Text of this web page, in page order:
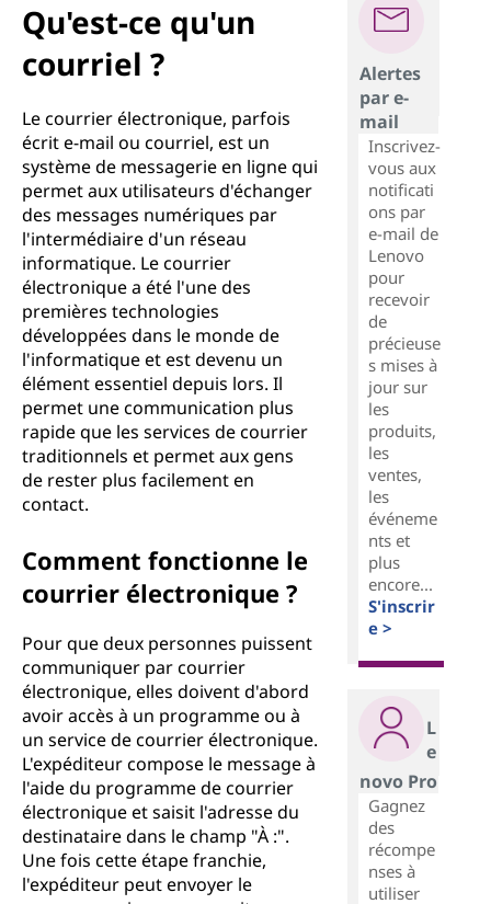
m
Qu'est-ce qu'un
courriel ?
Le courrier électronique, parfois
écrit e-mail ou courriel, est un
système de messagerie en ligne qui
permet aux utilisateurs d'échanger
des messages numériques par
l'intermédiaire d'un réseau
informatique. Le courrier
électronique a été l'une des
premières technologies
développées dans le monde de
l'informatique et est devenu un
élément essentiel depuis lors. Il
permet une communication plus
rapide que les services de courrier
traditionnels et permet aux gens
de rester plus facilement en
contact.
Comment fonctionne le
courrier électronique ?
Pour que deux personnes puissent
communiquer par courrier
électronique, elles doivent d'abord
avoir accès à un programme ou à
un service de courrier électronique.
L'expéditeur compose le message à
l'aide du programme de courrier
électronique et saisit l'adresse du
destinataire dans le champ "À :".
Une fois cette étape franchie,
l'expéditeur peut envoyer le
Alertes
par e-
mail
Inscrivez-
vous aux
notificati
ons par
e-mail de
Lenovo
pour
recevoir
de
précieuse
s mises à
jour sur
les
produits,
les
ventes,
les
événeme
nts et
plus
encore...
S'inscrir
e >
L
e
novo Pro
Gagnez
des
récompe
nses à
utiliser